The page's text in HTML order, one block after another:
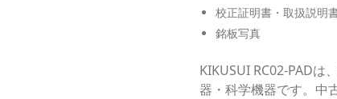
校正証明書・取扱説明
銘板写真
KIKUSUI RC02-PADは
器・科学機器です。中